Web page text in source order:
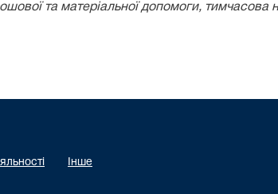
та матеріальної допомоги,
Інше